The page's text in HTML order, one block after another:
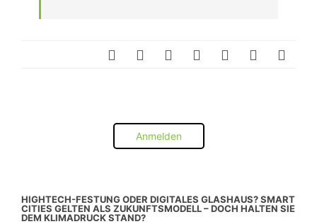
Anmelden
HIGHTECH-FESTUNG ODER DIGITALES GLASHAUS? SMART
CITIES GELTEN ALS ZUKUNFTSMODELL – DOCH HALTEN SIE
DEM KLIMADRUCK STAND?